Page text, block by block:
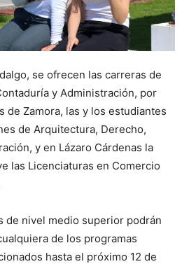
se ofrecen las carreras de
y Administración, por
de Zamora, las y los estudiantes
de Arquitectura, Derecho,
y en Lázaro Cárdenas la
las Licenciaturas en Comercio
de nivel medio superior podrán
de los programas
hasta el próximo 12 de